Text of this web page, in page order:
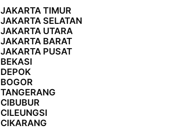
JAKARTA TIMUR
JAKARTA SELATAN
JAKARTA UTARA
JAKARTA BARAT
JAKARTA PUSAT
BEKASI
DEPOK
BOGOR
TANGERANG
CIBUBUR
CILEUNGSI
CIKARANG